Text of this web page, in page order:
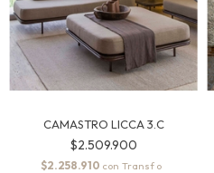
CAMASTRO LICCA 3.C
$2.509.900
$2.258.910 con